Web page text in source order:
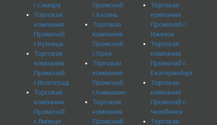
г.Самара
Торговая
компания
Промснаб
г.Кузнецк
Торговая
компания
Промснаб
г.Волгоград
Торговая
компания
Промснаб
г.Липецк
Промснаб
г.Казань
Торговая
компания
Промснаб
г.Орел
Торговая
компания
Промснаб
г.Камышин
Торговая
компания
Промснаб
Торговая
компания
Промснаб г.
Ижевск
Торговая
компания
Промснаб г.
Екатеринбург
Торговая
компания
Промснаб г.
Челябинск
Торговая